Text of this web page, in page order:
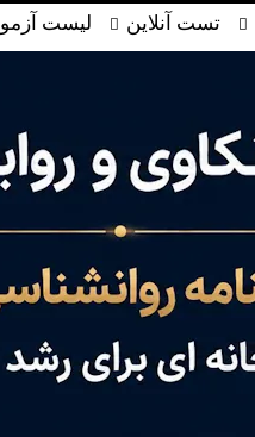
تست آنلاین لیست